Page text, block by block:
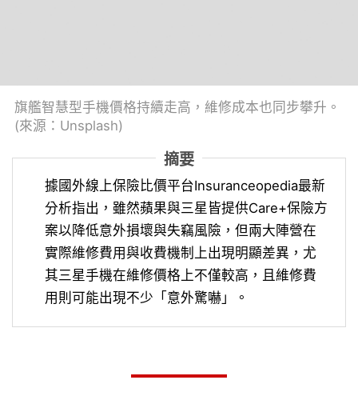
旗艦智慧型手機價格持續走高，維修成本也同步攀升。
(來源：Unsplash)
摘要
據國外線上保險比價平台Insuranceopedia最新
分析指出，雖然蘋果與三星皆提供Care+保險方
案以降低意外損壞與失竊風險，但兩大陣營在
實際維修費用與收費機制上出現明顯差異，尤
其三星手機在維修價格上不僅較高，且維修費
用則可能出現不少「意外驚嚇」。